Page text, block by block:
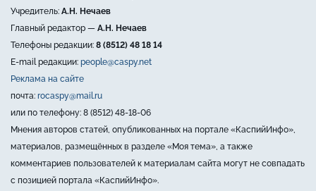
Учредитель: А.Н. Нечаев
Главный редактор — А.Н. Нечаев
Телефоны редакции: 8 (8512) 48 18 14
E-mail редакции: people@caspy.net
Реклама на сайте
почта: rocaspy@mail.ru
или по телефону: 8 (8512) 48-18-06
Мнения авторов статей, опубликованных на портале «КаспийИнфо»,
материалов, размещённых в разделе «Моя тема», а также
комментариев пользователей к материалам сайта могут не совпадать
с позицией портала «КаспийИнфо».